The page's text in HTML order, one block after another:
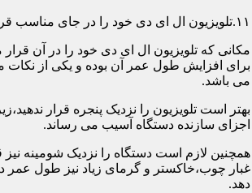
۱۱.تلویزیون ال ای دی خود را در جای مناسب قرار دهید
مکانی که تلویزیون ال ای دی خود را در آن
برای افزایش طول عمر آن بوده و یکی از نکات
می باشد.
بهتر است تلویزیون را نزدیک پنجره قرار
اجزای سازنده دستگاه آسیب می رساند.
همچنین لازم است دستگاه را نزدیک شومینه نیز
غبار چوب،خاکستر و گرمای زیاد نیز طول
دهد.